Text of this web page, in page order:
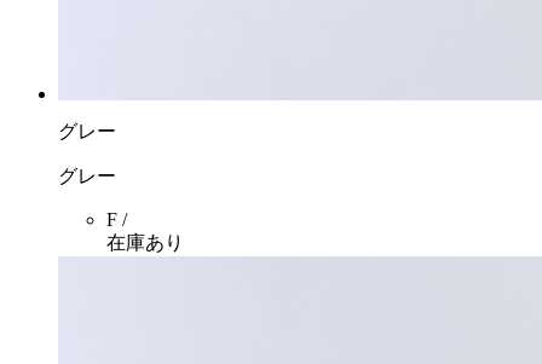
グレー
グレー
F /
在庫あり